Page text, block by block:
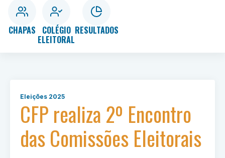
CHAPAS COLÉGIO
ELEITORAL
RESULTADOS
Eleições 2025
CFP realiza 2º Encontro
das Comissões Eleitorais